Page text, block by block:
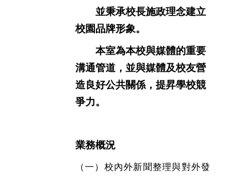
並秉承校長施政理念建立
校園品牌形象。
本室為本校與媒體的重要
溝通管道，並與媒體及校友營
造良好公共關係，提昇學校競
爭力。
業務概況
（一）校內外新聞整理與對外發